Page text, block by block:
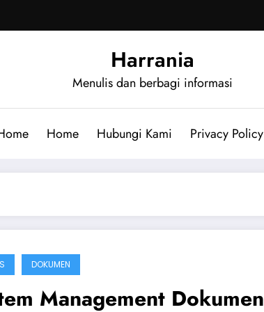
Harrania
Menulis dan berbagi informasi
Home Hubungi Kami Privacy Policy
DOKUMEN
Management Dokumen